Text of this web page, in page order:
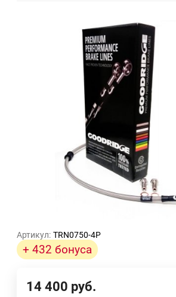
Артикул: TRN0750-4P
+ 432 бонуса
14 400 руб.